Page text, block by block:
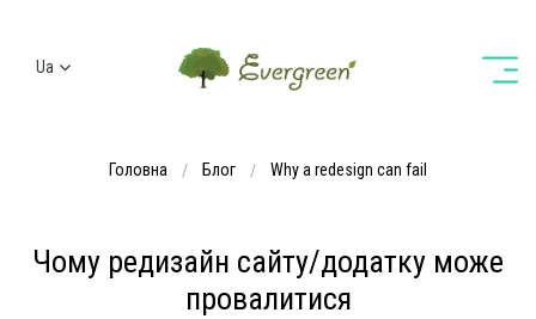
Ua
Головна Блог Why a redesign can fail
Чому редизайн сайту/додатку може
провалитися